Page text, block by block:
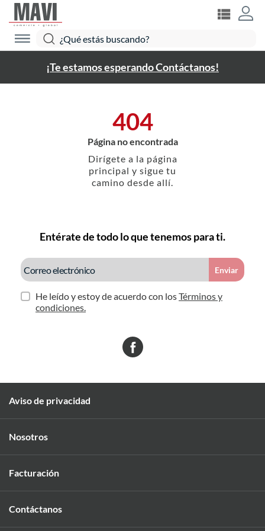
¡Te estamos esperando Contáctanos!
404
Página no encontrada
Dirígete a la página
principal y sigue tu
camino desde allí.
Entérate de todo lo que tenemos para ti.
Enviar
He leído y estoy de acuerdo con losTérminos y
condiciones.
Aviso de privacidad
Nosotros
Facturación
Contáctanos